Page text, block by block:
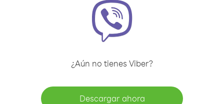
¿Aún no tienes Viber?
Descargar ahora